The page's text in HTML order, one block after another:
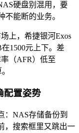
硬盘别混用，要
不能断的业务。
上，希捷银河Exos
1500元上下。差
（AFR）低至
配置姿势
：NAS存储备份到
，搜索框里又跳出一